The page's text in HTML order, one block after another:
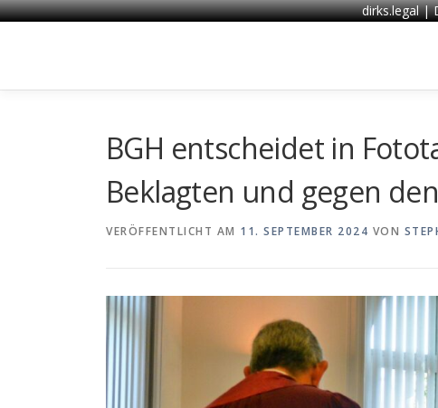
dirks.legal |
BGH entscheidet in
Beklagten und gegen
VERÖFFENTLICHT AM 11. SEPTEMBER 2024 VON